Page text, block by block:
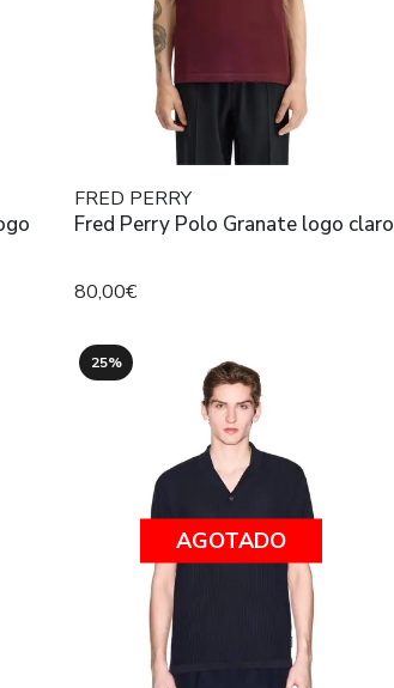
FRED PERRY
Fred Perry Polo Granate logo claro
80,00€
25%
AGOTADO